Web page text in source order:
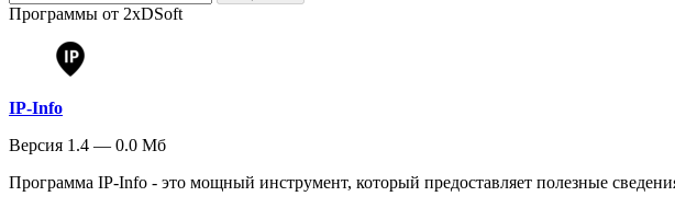
Программы от 2xDSoft
IP-Info
Версия 1.4 — 0.0 Мб
Программа IP-Info - это мощный инструмент, который предоставляет полезные